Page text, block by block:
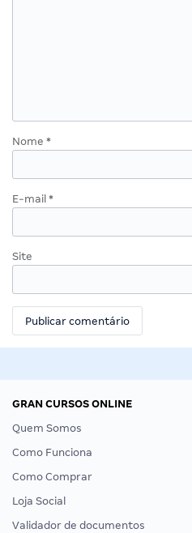
Nome *
E-mail *
Site
GRAN CURSOS ONLINE
Quem Somos
Como Funciona
Como Comprar
Loja Social
Validador de documentos